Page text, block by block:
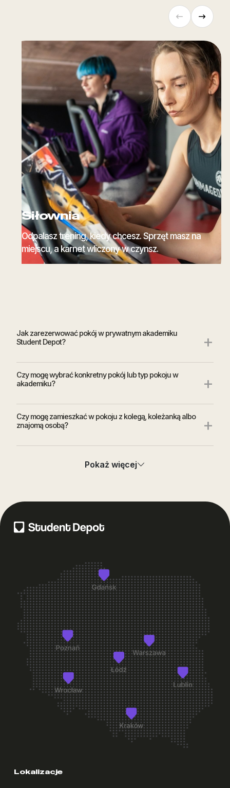
Siłownia
Odpalasz trening, kiedy chcesz. Sprzęt masz na
miejscu, a karnet wliczony w czynsz.
Jak zarezerwować pokój w prywatnym akademiku
Student Depot?
+
Czy mogę wybrać konkretny pokój lub typ pokoju w
akademiku?
+
Czy mogę zamieszkać w pokoju z kolegą, koleżanką albo
znajomą osobą?
+
podpisaniem umowy?
Co dostanę przy odbiorze pokoju? +
Co zrobić, jeśli po wprowadzeniu zauważę usterkę w
Czy mogę zmienić pokój po wprowadzeniu się?
Na jaki okres mogę wynająć pokój w Student Depot? +
Co jest wliczone w cenę pokoju? +
Czy pokoje w Student Depot są umeblowane? +
Co znajduje się w wyposażeniu pokoju akademika?
Pokaż więcej
Lokalizacje